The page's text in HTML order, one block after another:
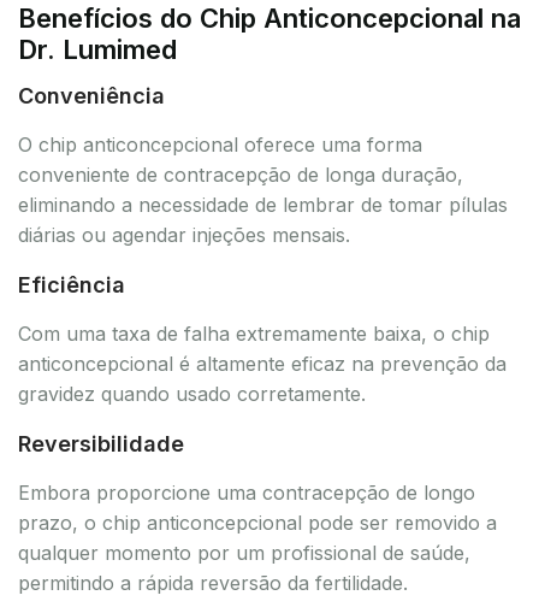
Benefícios do Chip Anticoncepcional na
Dr. Lumimed
Conveniência
O chip anticoncepcional oferece uma forma
conveniente de contracepção de longa duração,
eliminando a necessidade de lembrar de tomar pílulas
diárias ou agendar injeções mensais.
Eficiência
Com uma taxa de falha extremamente baixa, o chip
anticoncepcional é altamente eficaz na prevenção da
gravidez quando usado corretamente.
Reversibilidade
Embora proporcione uma contracepção de longo
prazo, o chip anticoncepcional pode ser removido a
qualquer momento por um profissional de saúde,
permitindo a rápida reversão da fertilidade.